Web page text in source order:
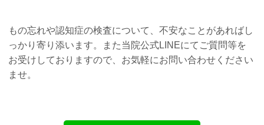
もの忘れや認知症の検査について、不安なことがあればし
っかり寄り添います。また当院公式LINEにてご質問等を
お受けしておりますので、お気軽にお問い合わせください
ませ。